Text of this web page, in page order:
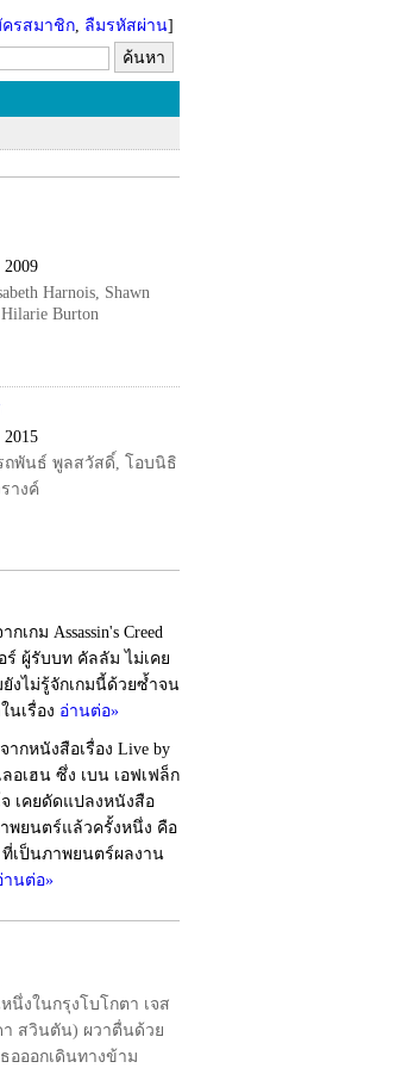
รสมาชิก, ลืมรหัสผ่าน]
Harnois, Shawn
Burton
ถพันธ์ พูลสวัสดิ์, โอบนิธิ
างค์
กเกม Assassin's Creed
ร์ ผู้รับบท คัลลัม ไม่เคย
งไม่รู้จักเกมนี้ด้วยซ้ำจน
นเรื่อง อ่านต่อ»
ากหนังสือเรื่อง Live by
อเฮน ซึ่ง เบน เอฟเฟล็ก
เคยดัดแปลงหนังสือ
พยนตร์แล้วครั้งหนึ่ง คือ
ที่เป็นภาพยนตร์ผลงาน
านต่อ»
นึ่งในกรุงโบโกตา เจส
า สวินตัน) ผวาตื่นด้วย
ธอออกเดินทางข้าม